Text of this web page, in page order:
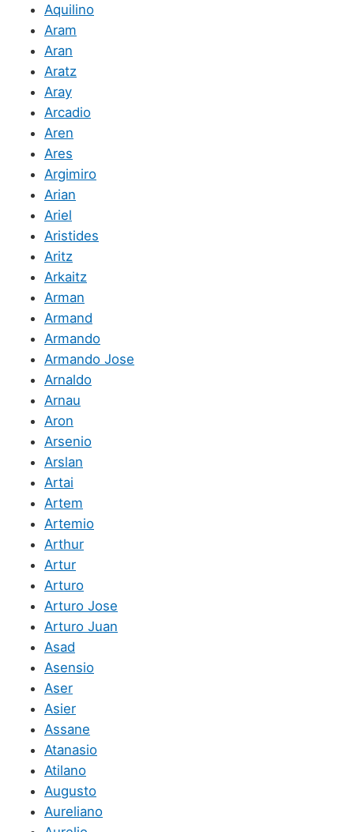
Aquilino
Aram
Aran
Aratz
Aray
Arcadio
Aren
Ares
Argimiro
Arian
Ariel
Aristides
Aritz
Arkaitz
Arman
Armand
Armando
Armando Jose
Arnaldo
Arnau
Aron
Arsenio
Arslan
Artai
Artem
Artemio
Arthur
Artur
Arturo
Arturo Jose
Arturo Juan
Asad
Asensio
Aser
Asier
Assane
Atanasio
Atilano
Augusto
Aureliano